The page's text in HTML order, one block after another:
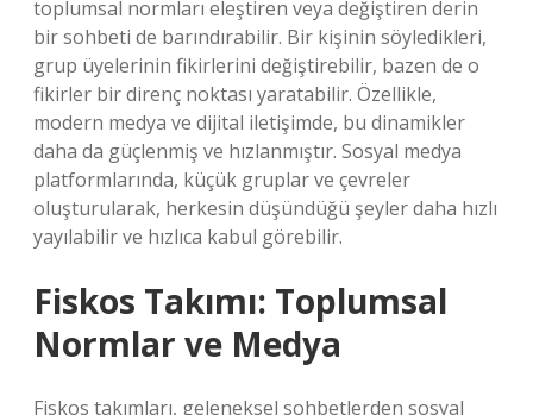
toplumsal normları eleştiren veya değiştiren derin
bir sohbeti de barındırabilir. Bir kişinin söyledikleri,
grup üyelerinin fikirlerini değiştirebilir, bazen de o
fikirler bir direnç noktası yaratabilir. Özellikle,
modern medya ve dijital iletişimde, bu dinamikler
daha da güçlenmiş ve hızlanmıştır. Sosyal medya
platformlarında, küçük gruplar ve çevreler
oluşturularak, herkesin düşündüğü şeyler daha hızlı
yayılabilir ve hızlıca kabul görebilir.
Fiskos Takımı: Toplumsal
Normlar ve Medya
Fiskos takımları, geleneksel sohbetlerden sosyal